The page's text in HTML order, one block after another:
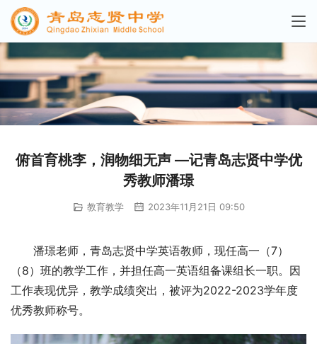
俯首育桃李，润物细无声 —记青岛志贤中学优
秀教师潘璟
教育教学 2023年11月21日 09:50
潘璟老师，青岛志贤中学英语教师，现任高一（7）
（8）班的教学工作，并担任高一英语组备课组长一职。因
工作表现优异，教学成绩突出，被评为2022-2023学年度
优秀教师称号。